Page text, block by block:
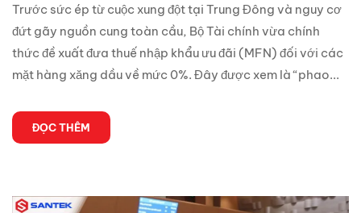
Trước sức ép từ cuộc xung đột tại Trung Đông và nguy cơ
đứt gãy nguồn cung toàn cầu, Bộ Tài chính vừa chính
thức đề xuất đưa thuế nhập khẩu ưu đãi (MFN) đối với các
mặt hàng xăng dầu về mức 0%. Đây được xem là “phao...
ĐỌC THÊM